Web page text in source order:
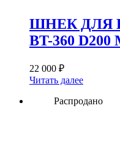
ШНЕК ДЛЯ
BT-360
22 000 ₽
Читать далее
Распродано